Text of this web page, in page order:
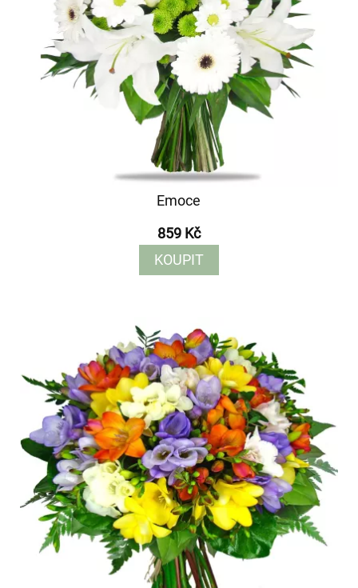
Emoce
859 Kč
KOUPIT